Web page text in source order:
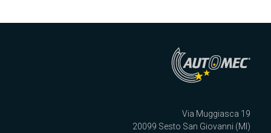
Via Muggiasca 19
20099 Sesto San Giovanni (MI)